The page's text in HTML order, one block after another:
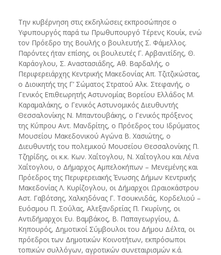
Την κυβέρνηση στις εκδηλώσεις εκπροσώπησε ο
Υφυπουργός παρά τω Πρωθυπουργό Τέρενς Κουίκ, ενώ
τον Πρόεδρο της Βουλής ο βουλευτής Σ. Φάμελλος.
Παρόντες ήταν επίσης, οι βουλευτές Γ. Αρβανιτίδης, Θ.
Καράογλου, Σ. Αναστασιάδης, Αθ. Βαρδαλής, ο
Περιφερειάρχης Κεντρικής Μακεδονίας Απ. Τζιτζικώστας,
ο Διοικητής της Γ’ Σώματος Στρατού Αλκ. Στεφανής, ο
Γενικός Επιθεωρητής Αστυνομίας Βορείου Ελλάδος Μ.
Καραμαλάκης, ο Γενικός Αστυνομικός Διευθυντής
Θεσσαλονίκης Ν. Μπαντουβάκης, ο Γενικός πρόξενος
της Κύπρου Αντ. Μανδρίτης, ο Πρόεδρος του Ιδρύματος
Μουσείου Μακεδονικού Αγώνα Β. Χασιώτης, ο
Διευθυντής του πολεμικού Μουσείου Θεσσαλονίκης Π.
Τζηρίδης, οι κ.κ. Κων. Χαΐτογλου, Ν. Χαΐτογλου και Λένα
Χαΐτογλου, ο Δήμαρχος Αμπελοκήπων – Μενεμένης και
Πρόεδρος της Περιφερειακής Ένωσης Δήμων Κεντρικής
Μακεδονίας Λ. Κυρίζογλου, οι Δήμαρχοι Ωραιοκάστρου
Αστ. Γαβότσης, Χαλκηδόνας Γ. Τσουκνιδάς, Κορδελιού –
Ευόσμου Π. Σούλας, Αλεξανδρείας Π. Γκυρίνης, οι
Αντιδήμαρχοι Ευ. Βαμβάκος, Β. Παπαγεωργίου, Δ.
Κηπουρός, Δημοτικοί Σύμβουλοι του Δήμου Δέλτα, οι
πρόεδροι των Δημοτικών Κοινοτήτων, εκπρόσωποι
τοπικών συλλόγων, αγροτικών συνεταιρισμών κ.ά.